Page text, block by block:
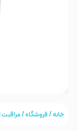
خانه/فروشگاه/